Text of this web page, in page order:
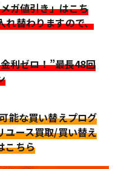
ガ値引き」はこち
れ替わりますので、
利ゼロ！”最長48回
能な買い替えプログ
ユース買取/買い替え
こちら